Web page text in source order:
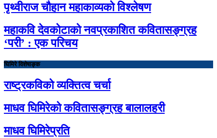
पृथ्वीराज चौहान महाकाव्यको विश्लेषण
महाकवि देवकोटाको नवप्रकाशित कवितासङ्ग्रह
‘परी’ : एक परिचय
घिमिरे विशेषाङ्क
राष्ट्रकविको व्यक्तित्व चर्चा
माधव घिमिरेको कवितासङ्ग्रह बालालहरी
माधव घिमिरेप्रति